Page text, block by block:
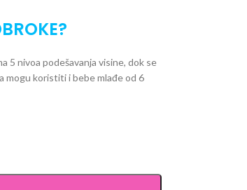
5 nivoa podešavanja visine, dok se
mogu koristiti i bebe mlađe od 6